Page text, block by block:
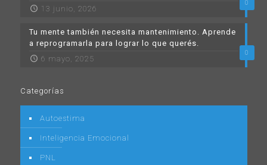
0
13 junio, 2026
0
Tu mente también necesita mantenimiento. Aprende
a reprogramarla para lograr lo que querés.
6 mayo, 2025
Categorías
Autoestima
Inteligencia Emocional
PNL